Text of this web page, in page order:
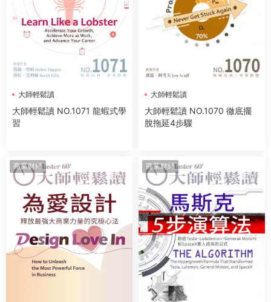
大師輕鬆讀
大師輕鬆讀 NO.1071 龍蝦式學
習
大師輕鬆讀
大師輕鬆讀 NO.1070 徹底擺
脫拖延4步驟
商業财經 商業财經